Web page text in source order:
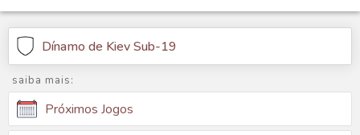
Dínamo de Kiev Sub-19
saiba mais:
Próximos Jogos